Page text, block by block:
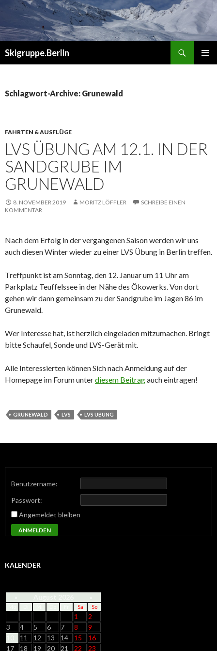
Skigruppe.Berlin
Schlagwort-Archive: Grunewald
FAHRTEN & AUSFLÜGE
LVS ÜBUNG AM 12.1. IN DER
SANDGRUBE IM
GRUNEWALD
8. NOVEMBER 2019 MORITZ LÖFFLER
SCHREIBE EINEN
KOMMENTAR
Nach dem Erfolg in der vergangenen Saison werden wir uns
auch diesen Winter wieder zu einer LVS Übung in Berlin treffen.
Treffpunkt ist am Sonntag, den 12. Januar um 11 Uhr am
Parkplatz Teuffelssee in der Nähe des Ökowerks. Von dort
gehen wir dann gemeinsam zu der Sandgrube im Jagen 86 im
Grunewald.
Wer Interesse hat, ist herzlich eingeladen mitzumachen. Bringt
bitte Schaufel, Sonde und LVS-Gerät mit.
Alle Interessierten können Sich nach Anmeldung auf der
Homepage im Forum unterdiesem Beitragauch eintragen!
GRUNEWALD LVS LVS ÜBUNG
Benutzername:
Passwort:
Angemeldet bleiben
ANMELDEN
KALENDER
« »
Sa So
1
2
3
4 5 6 7 8
9
11 12 13 14 15
16
17
18 19 20 21 22 23